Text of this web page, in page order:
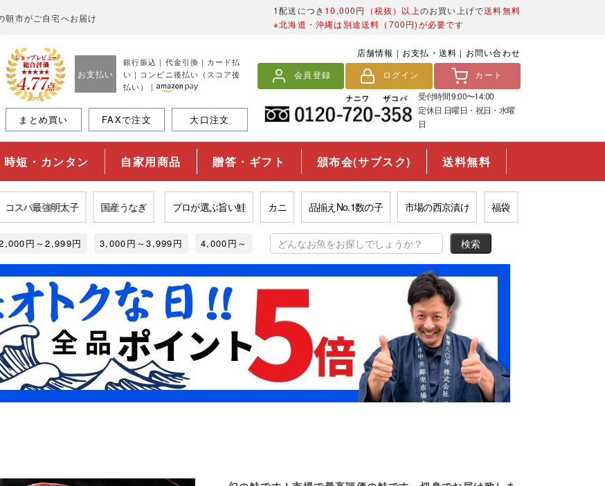
朝市がご自宅へお届け
1配送につき 10,000円（税抜）以上のお買い上げで送料無料
※北海道・沖縄は別途送料（700円)が必要です
お支払い
銀行振込｜代金引換｜カード払
い｜コンビニ後払い（スコア後
払い）｜
まとめ買い FAXで注文 大口注文
店舗情報 | お支払・送料 | お問い合わせ
会員登録
ログイン
カート
受付時間 9:00〜14:00
定休日 日曜日・祝日・水曜
日
時短・カンタン 自家用商品 贈答・ギフト 頒布会(サブスク) 送料無料
パ最強明太子 国産うなぎ プロが選ぶ旨い鮭 品揃えNo.1数の子 市場の西京漬け
円～2,999円 3,000円～3,999円 4,000円～